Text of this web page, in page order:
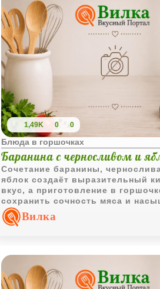
1,49K 0 0
Блюда в горшочках
Баранина с черносливом и
Сочетание баранины,
яблок создаёт выразительный
вкус, а приготовление в
сохранить сочность мяса и
ароматов.
Вилка